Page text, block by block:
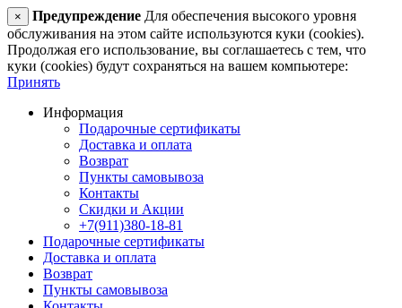
× Предупреждение Для обеспечения высокого уровня
обслуживания на этом сайте используются куки (cookies).
Продолжая его использование, вы соглашаетесь с тем, что
куки (cookies) будут сохраняться на вашем компьютере:
Принять
Информация
Подарочные сертификаты
Доставка и оплата
Возврат
Пункты самовывоза
Контакты
Скидки и Акции
+7(911)380-18-81
Подарочные сертификаты
Доставка и оплата
Возврат
Пункты самовывоза